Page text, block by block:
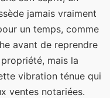
jamais vraiment
un temps, comme
avant de reprendre
mais la
vibration ténue qui
ventes notariées.